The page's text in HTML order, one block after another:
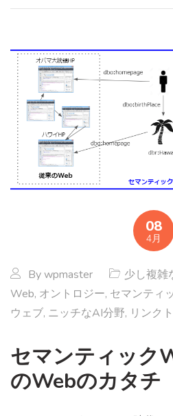
08
4月
Bywpmaster 少し複雑
Web, オントロジー, セマンティ
ウェブ, ニッチなAI分野, リンク
セマンティック
のWebのカタチ